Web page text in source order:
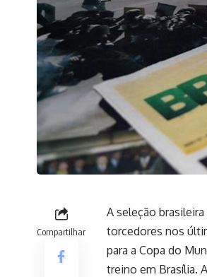
Compartilhar
A seleção
torcedores nos
para a Copa do
treino em Brasília.